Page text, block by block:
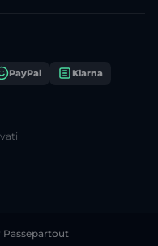
PayPal Klarna
Passepartout